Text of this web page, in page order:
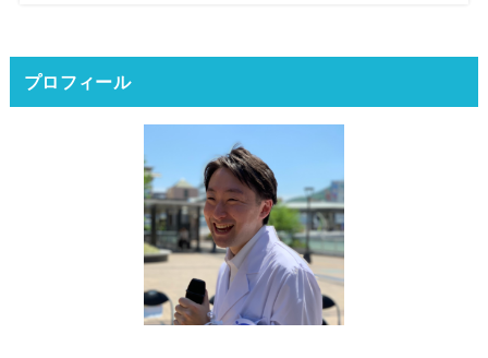
プロフィール